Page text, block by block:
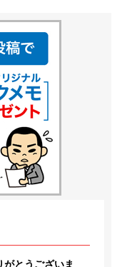
とうございま